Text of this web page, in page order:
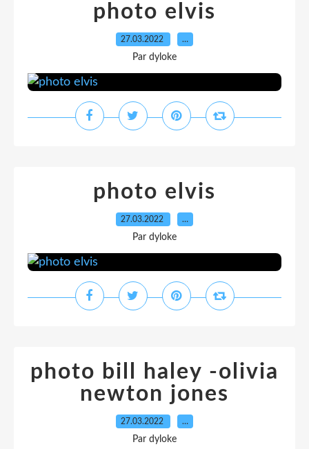
photo elvis
27.03.2022 …
Par dyloke
photo elvis
27.03.2022 …
Par dyloke
photo bill haley -olivia
newton jones
27.03.2022 …
Par dyloke